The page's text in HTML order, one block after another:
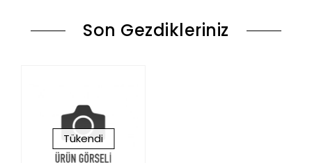
Son Gezdikleriniz
Tükendi